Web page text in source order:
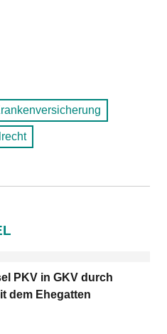
PKV in GKV durch
dem Ehegatten